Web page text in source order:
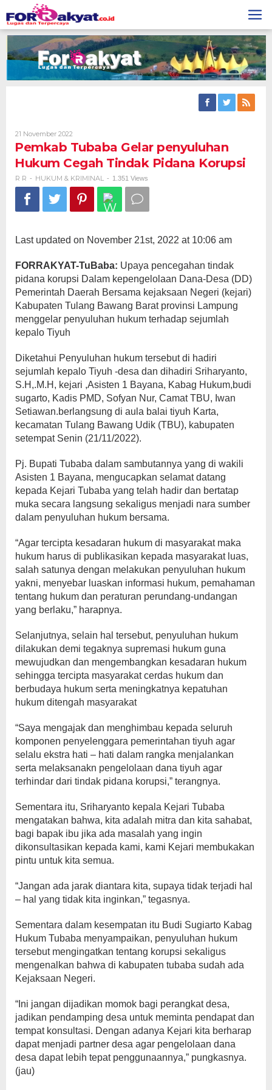
to
content
21 November 2022
R
R
Pemkab Tubaba Gelar penyuluhan
Hukum Cegah Tindak Pidana Korupsi
R R - HUKUM & KRIMINAL - 1.351 Views
Last updated on November 21st, 2022 at 10:06 am
FORRAKYAT-TuBaba: Upaya pencegahan tindak
pidana korupsi Dalam kepengelolaan Dana-Desa (DD)
Pemerintah Daerah Bersama kejaksaan Negeri (kejari)
Kabupaten Tulang Bawang Barat provinsi Lampung
menggelar penyuluhan hukum terhadap sejumlah
kepalo Tiyuh
Diketahui Penyuluhan hukum tersebut di hadiri
sejumlah kepalo Tiyuh -desa dan dihadiri Sriharyanto,
S.H,.M.H, kejari ,Asisten 1 Bayana, Kabag Hukum,budi
sugarto, Kadis PMD, Sofyan Nur, Camat TBU, Iwan
Setiawan.berlangsung di aula balai tiyuh Karta,
kecamatan Tulang Bawang Udik (TBU), kabupaten
setempat Senin (21/11/2022).
Pj. Bupati Tubaba dalam sambutannya yang di wakili
Asisten 1 Bayana, mengucapkan selamat datang
kepada Kejari Tubaba yang telah hadir dan bertatap
muka secara langsung sekaligus menjadi nara sumber
dalam penyuluhan hukum bersama.
“Agar tercipta kesadaran hukum di masyarakat maka
hukum harus di publikasikan kepada masyarakat luas,
salah satunya dengan melakukan penyuluhan hukum
yakni, menyebar luaskan informasi hukum, pemahaman
tentang hukum dan peraturan perundang-undangan
yang berlaku,” harapnya.
Selanjutnya, selain hal tersebut, penyuluhan hukum
dilakukan demi tegaknya supremasi hukum guna
mewujudkan dan mengembangkan kesadaran hukum
sehingga tercipta masyarakat cerdas hukum dan
berbudaya hukum serta meningkatnya kepatuhan
hukum ditengah masyarakat
“Saya mengajak dan menghimbau kepada seluruh
komponen penyelenggara pemerintahan tiyuh agar
selalu ekstra hati – hati dalam rangka menjalankan
serta melaksanakn pengelolaan dana tiyuh agar
terhindar dari tindak pidana korupsi,” terangnya.
Sementara itu, Sriharyanto kepala Kejari Tubaba
mengatakan bahwa, kita adalah mitra dan kita sahabat,
bagi bapak ibu jika ada masalah yang ingin
dikonsultasikan kepada kami, kami Kejari membukakan
pintu untuk kita semua.
“Jangan ada jarak diantara kita, supaya tidak terjadi hal
– hal yang tidak kita inginkan,” tegasnya.
Sementara dalam kesempatan itu Budi Sugiarto Kabag
Hukum Tubaba menyampaikan, penyuluhan hukum
tersebut mengingatkan tentang korupsi sekaligus
mengenalkan bahwa di kabupaten tubaba sudah ada
Kejaksaan Negeri.
“Ini jangan dijadikan momok bagi perangkat desa,
jadikan pendamping desa untuk meminta pendapat dan
tempat konsultasi. Dengan adanya Kejari kita berharap
dapat menjadi partner desa agar pengelolaan dana
desa dapat lebih tepat penggunaannya,” pungkasnya.
(jau)